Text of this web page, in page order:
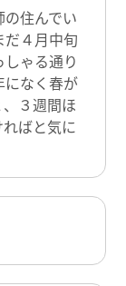
住んでい
４月中旬
ゃる通り
になく春が
３週間ほ
ばと気に